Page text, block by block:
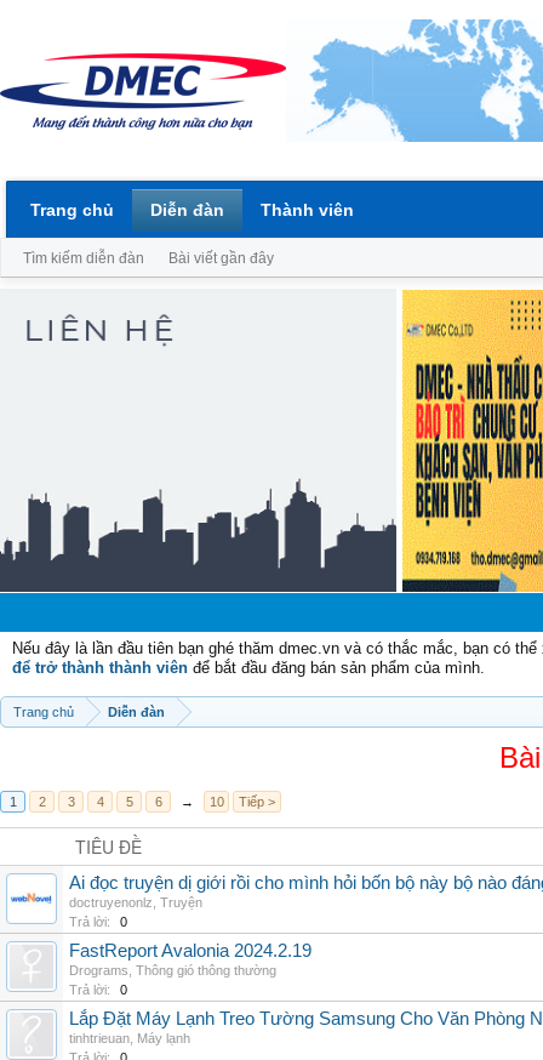
Nếu đây là lần đầu tiên bạn ghé thăm dmec.vn và có thắc mắc, bạn có
để trở thành thành viên để bắt đầu đăng bán sản phẩm của mình.
Trang chủ Diễn đàn
1 2 3 4 5 6 → 10 Tiếp >
TIÊU ĐỀ
Ai đọc truyện dị giới rồi cho mình hỏi bốn bộ này bộ nào
doctruyenonlz Truyện
Trả lời:
0
FastReport Avalonia 2024.2.19
Drograms Thông gió thông thường
Trả lời:
0
Lắp Đặt Máy Lạnh Treo Tường Samsung Cho Văn Phòng
tinhtrieuan Máy lạnh
Trang chủ Diễn đàn
Tìm kiếm diễn đàn Bài viết gần đây
Thành viên